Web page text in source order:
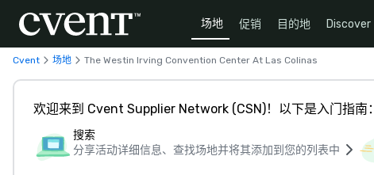
场地 促销 目的地 Discover
Cvent 场地 The Westin Irving Convention Center At Las Colinas
欢迎来到 Cvent Supplier Network (CSN)！以下是入门指南：
搜索
分享活动详细信息、查找场地并将其添加到您的列表中